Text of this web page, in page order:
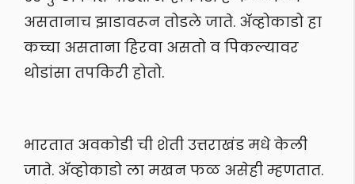
असतानाच झाडावरून तोडले जाते. अ‍ॅव्होकाडो हा
कच्चा असताना हिरवा असतो व पिकल्यावर
थोडांसा तपकिरी होतो.
भारतात अवकोडी ची शेती उत्तराखंड मधे केली
जाते. अ‍ॅव्होकाडो ला मखन फळ असेही म्हणतात.